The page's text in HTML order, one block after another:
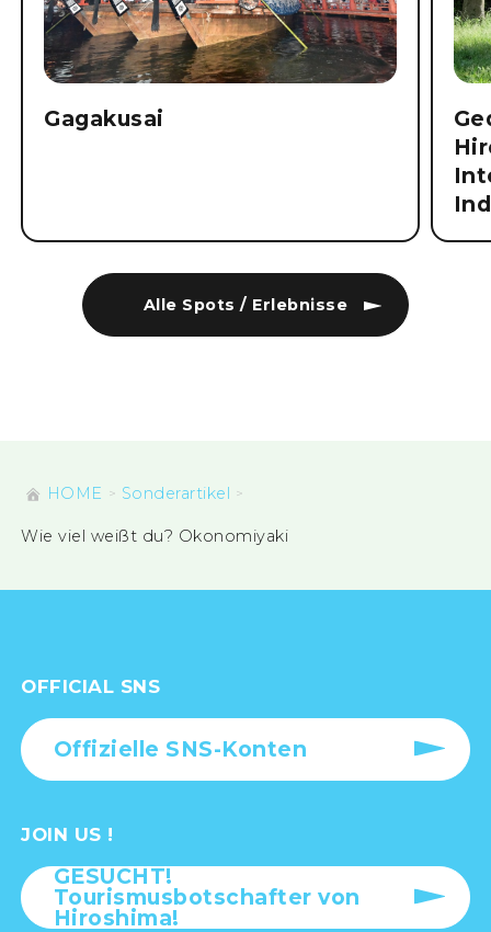
Alle Spots / Erlebnisse
Gagakusai
HOME Sonderartikel
Wie viel weißt du? Okonomiyaki
OFFICIAL SNS
Offizielle SNS-Konten
JOIN US !
GESUCHT!
Tourismusbotschafter von
Hiroshima!